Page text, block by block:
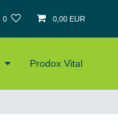
0 0,00 EUR
Prodox Vital